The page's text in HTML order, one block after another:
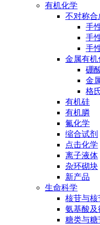
有机化学
不对称合
手
手
手
金属有机
硼
金
格
有机硅
有机膦
氟化学
缩合试剂
点击化学
离子液体
杂环砌块
新产品
生命科学
核苷与核
氨基酸及
糖类与糖